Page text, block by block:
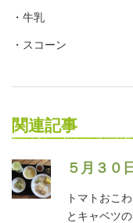
・牛乳
・スコーン
関連記事
５月３０
トマトおこ
とキャベツ